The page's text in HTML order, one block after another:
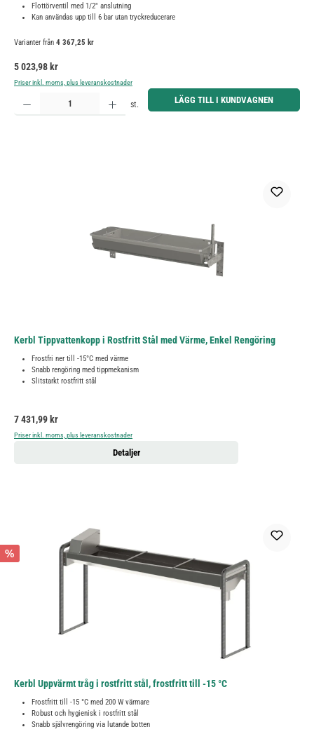
Flottörventil med 1/2" anslutning
Kan användas upp till 6 bar utan tryckreducerare
Varianter från 4 367,25 kr
Ordinarie pris:
5 023,98 kr
Priser inkl. moms, plus leveranskostnader
Produktkvantitet: Ange önskat belopp eller använd knapparna för att öka eller minska kvantiteten.
st. LÄGG TILL I KUNDVAGNEN
Kerbl Tippvattenkopp i Rostfritt Stål med Värme, Enkel Rengöring
Frostfri ner till -15°C med värme
Snabb rengöring med tippmekanism
Slitstarkt rostfritt stål
Ordinarie pris:
7 431,99 kr
Priser inkl. moms, plus leveranskostnader
Detaljer
%
Kerbl Uppvärmt tråg i rostfritt stål, frostfritt till -15 °C
Frostfritt till -15 °C med 200 W värmare
Robust och hygienisk i rostfritt stål
Snabb självrengöring via lutande botten